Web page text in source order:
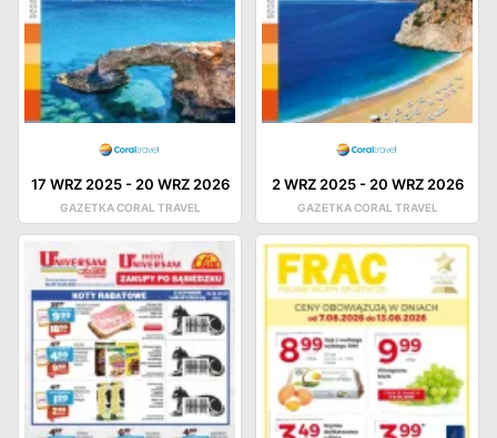
17 WRZ 2025-20 WRZ 2026
GAZETKA CORAL TRAVEL
2 WRZ 2025-20 WRZ 2026
GAZETKA CORAL TRAVEL